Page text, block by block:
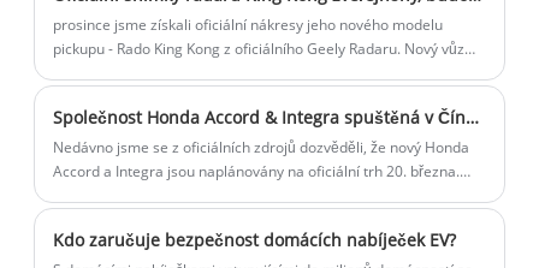
prosince jsme získali oficiální nákresy jeho nového modelu
pickupu - Rado King Kong z oficiálního Geely Radaru. Nový vůz
Společnost Honda Accord & Integra spuštěná v Číně spuštěna 20. března s exteriérovým vylepšením
Nedávno jsme se z oficiálních zdrojů dozvěděli, že nový Honda
Accord a Integra jsou naplánovány na oficiální trh 20. března.
jednotka zůstane nezměněna. Pro informaci, současná dohoda
Kdo zaručuje bezpečnost domácích nabíječek EV?